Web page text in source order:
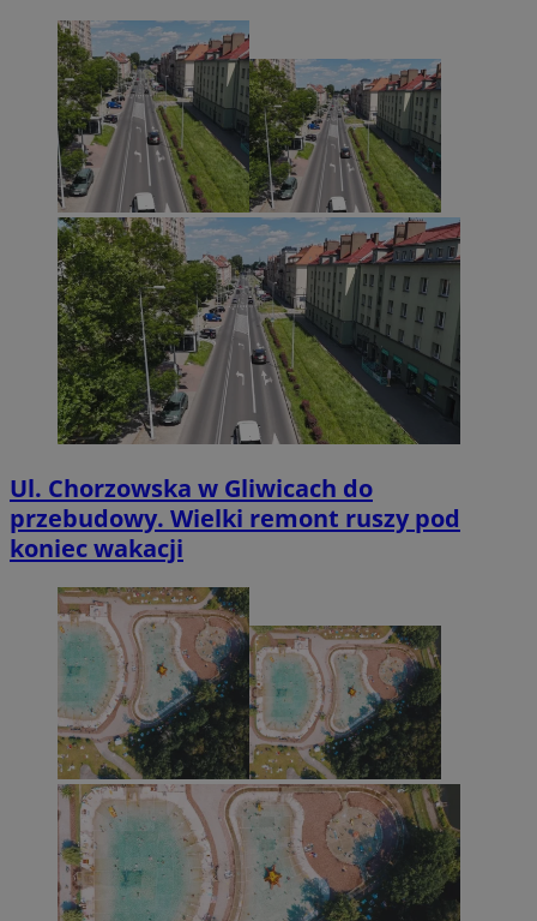
Ul. Chorzowska w Gliwicach do
przebudowy. Wielki remont ruszy pod
koniec wakacji